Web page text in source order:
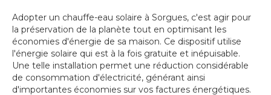
Adopter un chauffe-eau solaire à Sorgues, c'est agir pour
la préservation de la planète tout en optimisant les
économies d'énergie de sa maison. Ce dispositif utilise
l'énergie solaire qui est à la fois gratuite et inépuisable.
Une telle installation permet une réduction considérable
de consommation d'électricité, générant ainsi
d'importantes économies sur vos factures énergétiques.